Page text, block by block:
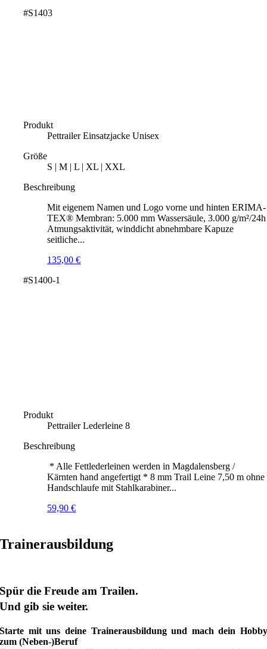
#S1403
Produkt
Pettrailer Einsatzjacke Unisex
Größe
S | M | L | XL | XXL
Beschreibung
Mit eigenem Namen und Logo vorne und hinten ERIMA-
TEX® Membran: 5.000 mm Wassersäule, 3.000 g/m²/24h
Atmungsaktivität, winddicht abnehmbare Kapuze
seitliche...
135,00€
#S1400-1
Produkt
Pettrailer Lederleine 8
Beschreibung
* Alle Fettlederleinen werden in Magdalensberg /
Kärnten hand angefertigt * 8 mm Trail Leine 7,50 m ohne
Handschlaufe mit Stahlkarabiner...
59,90€
Trainerausbildung
Spür die Freude am Trailen.
Und gib sie weiter.
Starte mit uns deine Trainerausbildung und mach dein Hobby
zum (Neben-)Beruf